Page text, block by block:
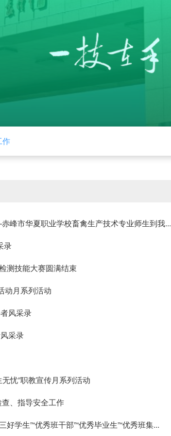
作
峰市华夏职业学校畜禽生产技术专业师生到我...
录
测技能大赛圆满结束
动月系列活动
风采录
采录
忧”职教宣传月系列活动
、指导安全工作
学生”“优秀班干部”“优秀毕业生”“优秀班集...